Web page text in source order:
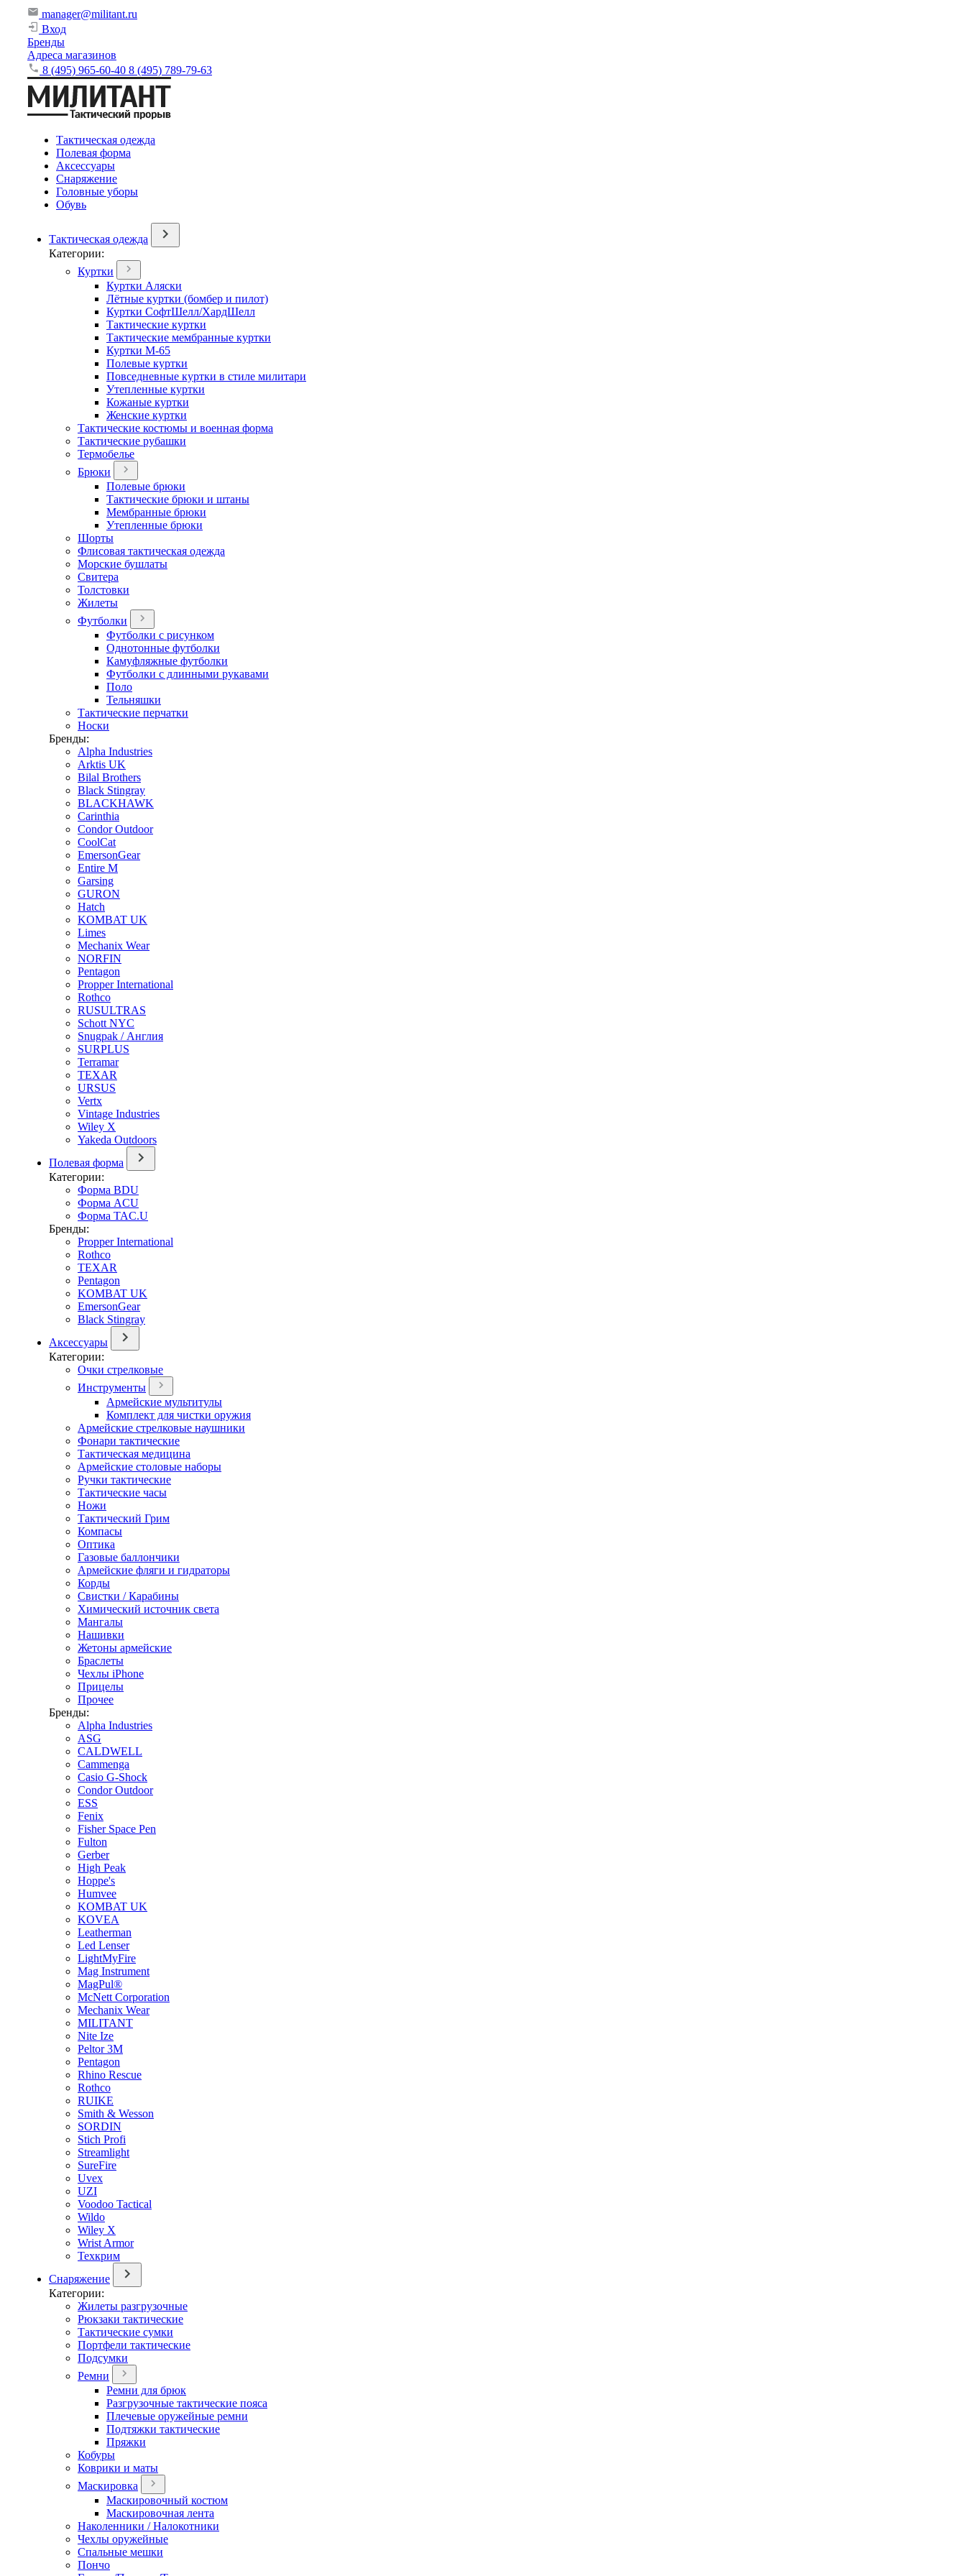
manager@militant.ru
Вход
Бренды
Адреса магазинов
8 (495) 965-60-40 8 (495) 789-79-63
Тактическая одежда
Полевая форма
Аксессуары
Снаряжение
Головные уборы
Обувь
Тактическая одежда
Категории:
Куртки
Куртки Аляски
Лётные куртки (бомбер и пилот)
Куртки СофтШелл/ХардШелл
Тактические куртки
Тактические мембранные куртки
Куртки М-65
Полевые куртки
Повседневные куртки в стиле милитари
Утепленные куртки
Кожаные куртки
Женские куртки
Тактические костюмы и военная форма
Тактические рубашки
Термобелье
Брюки
Полевые брюки
Тактические брюки и штаны
Мембранные брюки
Утепленные брюки
Шорты
Флисовая тактическая одежда
Морские бушлаты
Свитера
Толстовки
Жилеты
Футболки
Футболки с рисунком
Однотонные футболки
Камуфляжные футболки
Футболки с длинными рукавами
Поло
Тельняшки
Тактические перчатки
Носки
Бренды:
Alpha Industries
Arktis UK
Bilal Brothers
Black Stingray
BLACKHAWK
Carinthia
Condor Outdoor
CoolCat
EmersonGear
Entire M
Garsing
GURON
Hatch
KOMBAT UK
Limes
Mechanix Wear
NORFIN
Pentagon
Propper International
Rothco
RUSULTRAS
Schott NYC
Snugpak / Англия
SURPLUS
Terramar
TEXAR
URSUS
Vertx
Vintage Industries
Wiley X
Yakeda Outdoors
Полевая форма
Категории:
Форма BDU
Форма ACU
Форма TAC.U
Бренды:
Propper International
Rothco
TEXAR
Pentagon
KOMBAT UK
EmersonGear
Black Stingray
Аксессуары
Категории:
Очки стрелковые
Инструменты
Армейские мультитулы
Комплект для чистки оружия
Армейские стрелковые наушники
Фонари тактические
Тактическая медицина
Армейские столовые наборы
Ручки тактические
Тактические часы
Ножи
Тактический Грим
Компасы
Оптика
Газовые баллончики
Армейские фляги и гидраторы
Корды
Свистки / Карабины
Химический источник света
Мангалы
Нашивки
Жетоны армейские
Браслеты
Чехлы iPhone
Прицелы
Прочее
Бренды:
Alpha Industries
ASG
CALDWELL
Cammenga
Casio G-Shock
Condor Outdoor
ESS
Fenix
Fisher Space Pen
Fulton
Gerber
High Peak
Hoppe's
Humvee
KOMBAT UK
KOVEA
Leatherman
Led Lenser
LightMyFire
Mag Instrument
MagPul®
McNett Corporation
Mechanix Wear
MILITANT
Nite Ize
Peltor 3M
Pentagon
Rhino Rescue
Rothco
RUIKE
Smith & Wesson
SORDIN
Stich Profi
Streamlight
SureFire
Uvex
UZI
Voodoo Tactical
Wildo
Wiley X
Wrist Armor
Техкрим
Снаряжение
Категории:
Жилеты разгрузочные
Рюкзаки тактические
Тактические сумки
Портфели тактические
Подсумки
Ремни
Ремни для брюк
Разгрузочные тактические пояса
Плечевые оружейные ремни
Подтяжки тактические
Пряжки
Кобуры
Коврики и маты
Маскировка
Маскировочный костюм
Маскировочная лента
Наколенники / Налокотники
Чехлы оружейные
Спальные мешки
Пончо